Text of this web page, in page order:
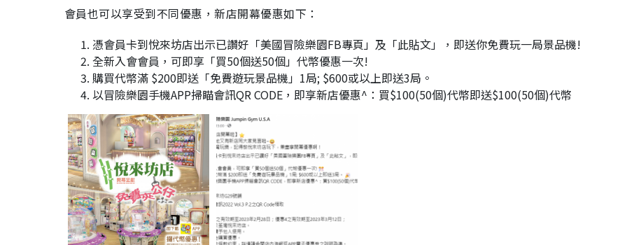
會員也可以享受到不同優惠，新店開幕優惠如下：
憑會員卡到悅來坊店出示已讚好「美國冒險樂園FB專頁」及「此貼文」，即送你免費玩一局景品機!
全新入會會員，可即享「買50個送50個」代幣優惠一次!
購買代幣滿 $200即送「免費遊玩景品機」1局; $600或以上即送3局。
以冒險樂園手機APP掃瞄會訊QR CODE，即享新店優惠^：買$100(50個)代幣即送$100(50個)代幣